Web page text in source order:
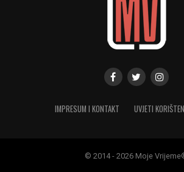
IMPRESUM I KONTAKT UVJETI
© 2014 - 2026 Moje